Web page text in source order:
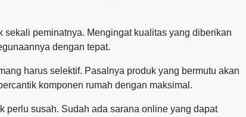
peminatnya. Mengingat kualitas yang diberikan
dengan tepat.
harus selektif. Pasalnya produk yang bermutu akan
komponen rumah dengan maksimal.
perlu susah. Sudah ada sarana online yang dapat